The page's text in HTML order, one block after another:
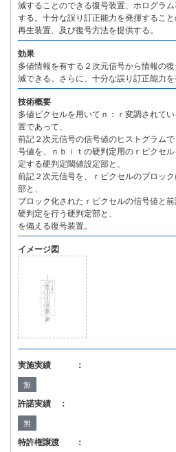
減することのできる復号装置、ホログラ
する。十分な誤り訂正能力を発揮するこ
再生装置、及び復号方法を提供する。
効果
多値情報を有する２次元信号から情報の
減できる。さらに、十分な誤り訂正能力を
技術概要
多値ピクセルを用いてｎ：ｒ変調されて
置であって、
前記２次元信号の信号値のヒストグラム
号値を、ｎｂｉｔの硬判定用のｒピクセ
定する硬判定閾値設定部と、
前記２次元信号を、ｒピクセルのブロッ
部と、
ブロック化されたｒピクセルの信号値と
硬判定を行う硬判定部と、
を備える復号装置。
イメージ図
実施実績 ：
無
許諾実績 ：
無
特許権譲渡 ：